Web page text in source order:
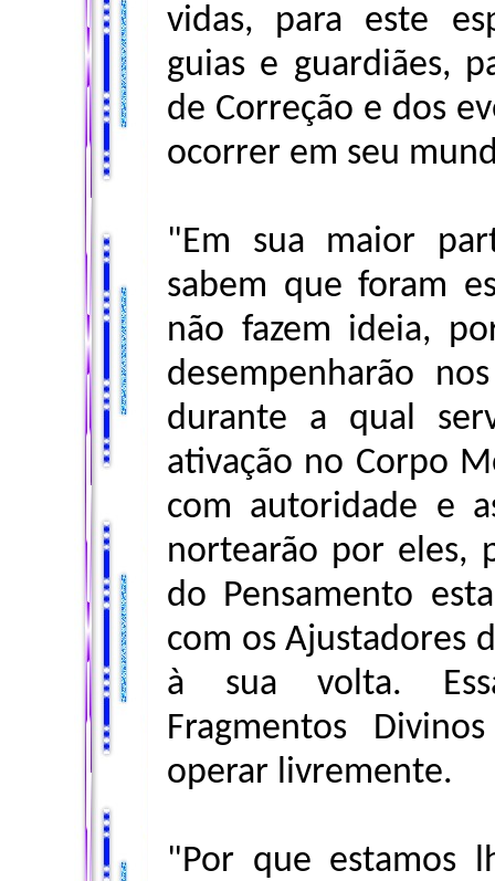
vidas, para este
guias e guardiães,
de Correção e dos
ocorrer em seu
"Em sua maior
sabem que foram
não fazem ideia,
desempenharão
durante a qual
ativação no Corpo
com autoridade e
nortearão por eles,
do Pensamento
com os Ajustadores
à sua volta.
Fragmentos
operar livremente.
"Por que estamos